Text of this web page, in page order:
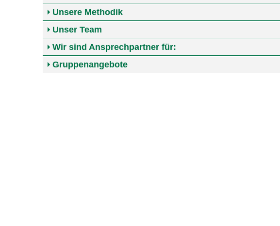
Unsere Methodik
Unser Team
Wir sind Ansprechpartner für:
Gruppenangebote